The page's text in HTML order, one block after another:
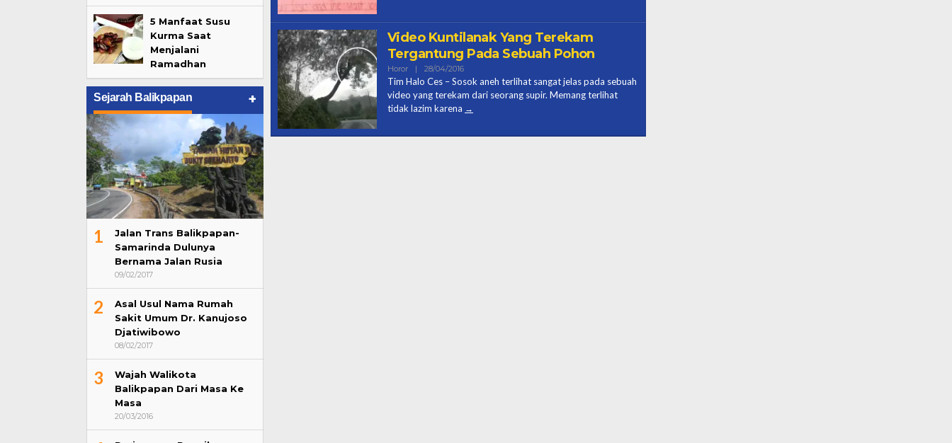
5 Manfaat Susu
Kurma Saat
Menjalani
Ramadhan
Sejarah Balikpapan +
1
Jalan Trans Balikpapan-
Samarinda Dulunya
Bernama Jalan Rusia
09/02/2017
2
Asal Usul Nama Rumah
Sakit Umum Dr. Kanujoso
Djatiwibowo
08/02/2017
3
Wajah Walikota
Balikpapan Dari Masa Ke
Masa
20/03/2016
Video Kuntilanak Yang Terekam
Tergantung Pada Sebuah Pohon
Horor | 28/04/2016Oleh
Halo
Ces
Tim Halo Ces – Sosok aneh terlihat sangat jelas pada sebuah
video yang terekam dari seorang supir. Memang terlihat
tidak lazim karena